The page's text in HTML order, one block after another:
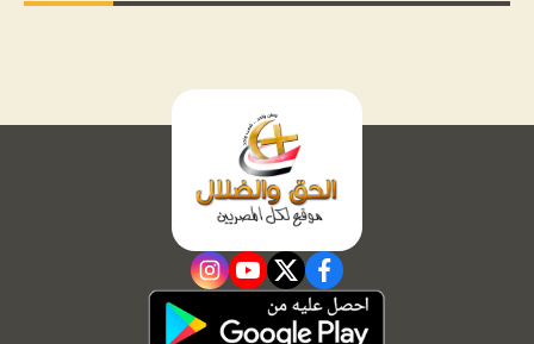
facebook
twitter
youtube
instagram